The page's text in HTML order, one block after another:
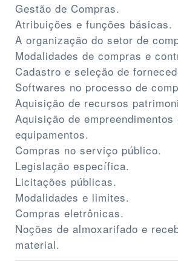
Gestão de Compras.
Atribuições e funções básicas.
A organização do setor de
Modalidades de compras e
Cadastro e seleção de
Softwares no processo de
Aquisição de recursos
Aquisição de empreendimentos
equipamentos.
Compras no serviço público.
Legislação específica.
Licitações públicas.
Modalidades e limites.
Compras eletrônicas.
Noções de almoxarifado e
material.